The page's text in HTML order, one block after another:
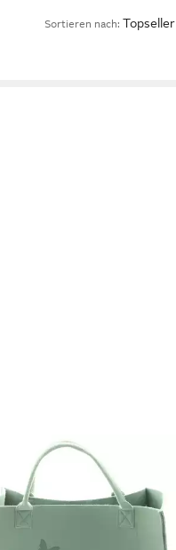
Sortieren nach: Topseller